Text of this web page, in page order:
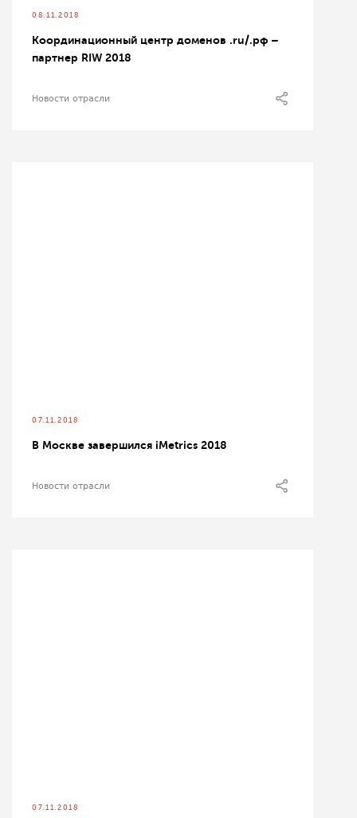
08.11.2018
Координационный центр доменов .ru/.рф –
партнер RIW 2018
Новости отрасли
07.11.2018
В Москве завершился iMetrics 2018
Новости отрасли
07.11.2018